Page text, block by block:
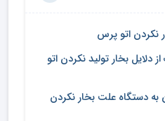
دلایل بخار تولید نکردن اتو
دستگاه علت بخار نکردن